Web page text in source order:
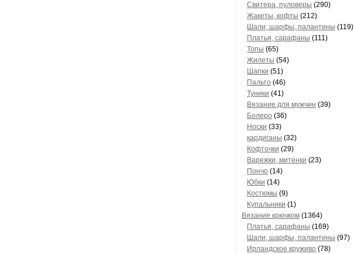
Свитера, пуловеры (290)
Жакеты, кофты (212)
Шали, шарфы, палантины (119)
Платья, сарафаны (111)
Топы (65)
Жилеты (54)
Шапки (51)
Пальто (46)
Туники (41)
Вязание для мужчин (39)
Болеро (36)
Носки (33)
кардиганы (32)
Кофточки (29)
Варежки, митенки (23)
Пончо (14)
Юбки (14)
Костюмы (9)
Купальники (1)
Вязание крючком (1364)
Платья, сарафаны (169)
Шали, шарфы, палантины (97)
Ирландское круживо (78)